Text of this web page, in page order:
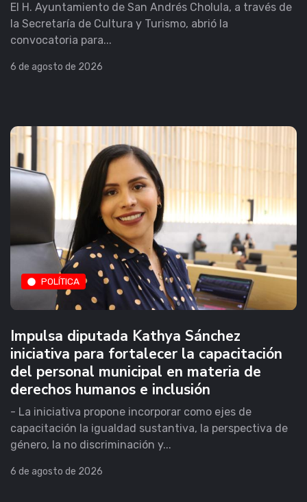
El H. Ayuntamiento de San Andrés Cholula, a través de
la Secretaría de Cultura y Turismo, abrió la
convocatoria para...
6 de agosto de 2026
POLÍTICA
Impulsa diputada Kathya Sánchez
iniciativa para fortalecer la capacitación
del personal municipal en materia de
derechos humanos e inclusión
- La iniciativa propone incorporar como ejes de
capacitación la igualdad sustantiva, la perspectiva de
género, la no discriminación y...
6 de agosto de 2026